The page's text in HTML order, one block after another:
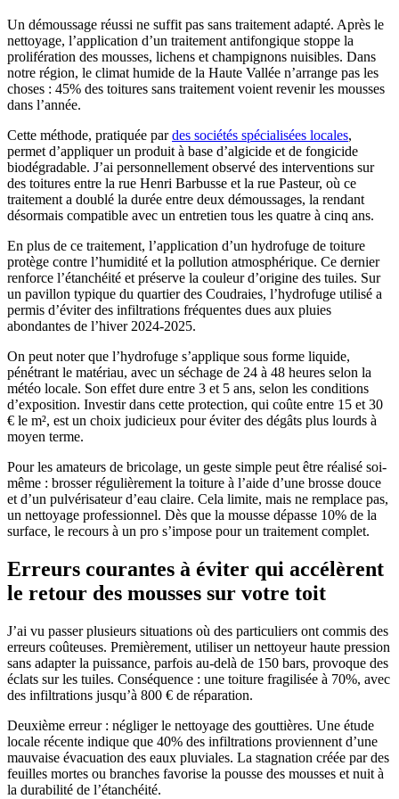
Un démoussage réussi ne suffit pas sans traitement adapté. Après le
nettoyage, l’application d’un traitement antifongique stoppe la
prolifération des mousses, lichens et champignons nuisibles. Dans
notre région, le climat humide de la Haute Vallée n’arrange pas les
choses : 45% des toitures sans traitement voient revenir les mousses
dans l’année.
Cette méthode, pratiquée pardes sociétés spécialisées locales,
permet d’appliquer un produit à base d’algicide et de fongicide
biodégradable. J’ai personnellement observé des interventions sur
des toitures entre la rue Henri Barbusse et la rue Pasteur, où ce
traitement a doublé la durée entre deux démoussages, la rendant
désormais compatible avec un entretien tous les quatre à cinq ans.
En plus de ce traitement, l’application d’un hydrofuge de toiture
protège contre l’humidité et la pollution atmosphérique. Ce dernier
renforce l’étanchéité et préserve la couleur d’origine des tuiles. Sur
un pavillon typique du quartier des Coudraies, l’hydrofuge utilisé a
permis d’éviter des infiltrations fréquentes dues aux pluies
abondantes de l’hiver 2024-2025.
On peut noter que l’hydrofuge s’applique sous forme liquide,
pénétrant le matériau, avec un séchage de 24 à 48 heures selon la
météo locale. Son effet dure entre 3 et 5 ans, selon les conditions
d’exposition. Investir dans cette protection, qui coûte entre 15 et 30
€ le m², est un choix judicieux pour éviter des dégâts plus lourds à
moyen terme.
Pour les amateurs de bricolage, un geste simple peut être réalisé soi-
même : brosser régulièrement la toiture à l’aide d’une brosse douce
et d’un pulvérisateur d’eau claire. Cela limite, mais ne remplace pas,
un nettoyage professionnel. Dès que la mousse dépasse 10% de la
surface, le recours à un pro s’impose pour un traitement complet.
Erreurs courantes à éviter qui accélèrent
le retour des mousses sur votre toit
J’ai vu passer plusieurs situations où des particuliers ont commis des
erreurs coûteuses. Premièrement, utiliser un nettoyeur haute pression
sans adapter la puissance, parfois au-delà de 150 bars, provoque des
éclats sur les tuiles. Conséquence : une toiture fragilisée à 70%, avec
des infiltrations jusqu’à 800 € de réparation.
Deuxième erreur : négliger le nettoyage des gouttières. Une étude
locale récente indique que 40% des infiltrations proviennent d’une
mauvaise évacuation des eaux pluviales. La stagnation créée par des
feuilles mortes ou branches favorise la pousse des mousses et nuit à
la durabilité de l’étanchéité.